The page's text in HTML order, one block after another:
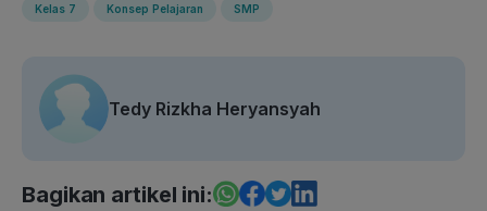
Kelas 7 Konsep Pelajaran SMP
Tedy Rizkha Heryansyah
Bagikan artikel ini: